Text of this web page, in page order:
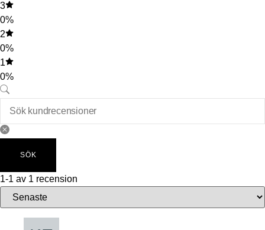
3
0%
2
0%
1
0%
SÖK
1-1 av 1 recension